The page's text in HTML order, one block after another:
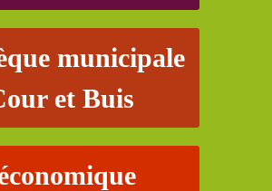
municipale
et Buis